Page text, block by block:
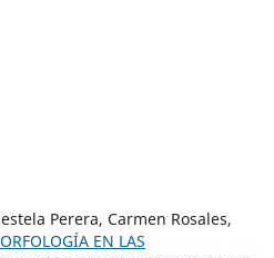
Perera, Carmen Rosales,
EN LAS